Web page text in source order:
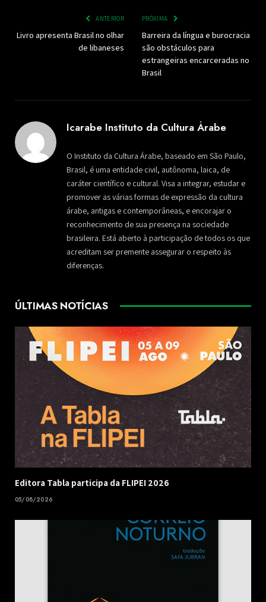
ANTERIOR
Livro apresenta Brasil no olhar
de libaneses
PRÓXIMA
Barreira da língua e burocracia
são obstáculos para
estrangeiras encarceradas no
Brasil
Icarabe Instituto da Cultura Árabe
O Instituto da Cultura Árabe, baseado em São Paulo,
Brasil, é uma entidade civil, autônoma, laica, de
caráter científico e cultural. Visa a integrar, estudar e
promover as várias formas de expressão da cultura
árabe, antigas e contemporâneas, e encorajar o
reconhecimento de sua presença na sociedade
brasileira. Está aberto à participação de todos os que
acreditam ser premente assegurar o respeito às
diferenças.
ÚLTIMAS NOTÍCIAS
Editora Tabla participa da FLIPEI 2026
05/08/2026